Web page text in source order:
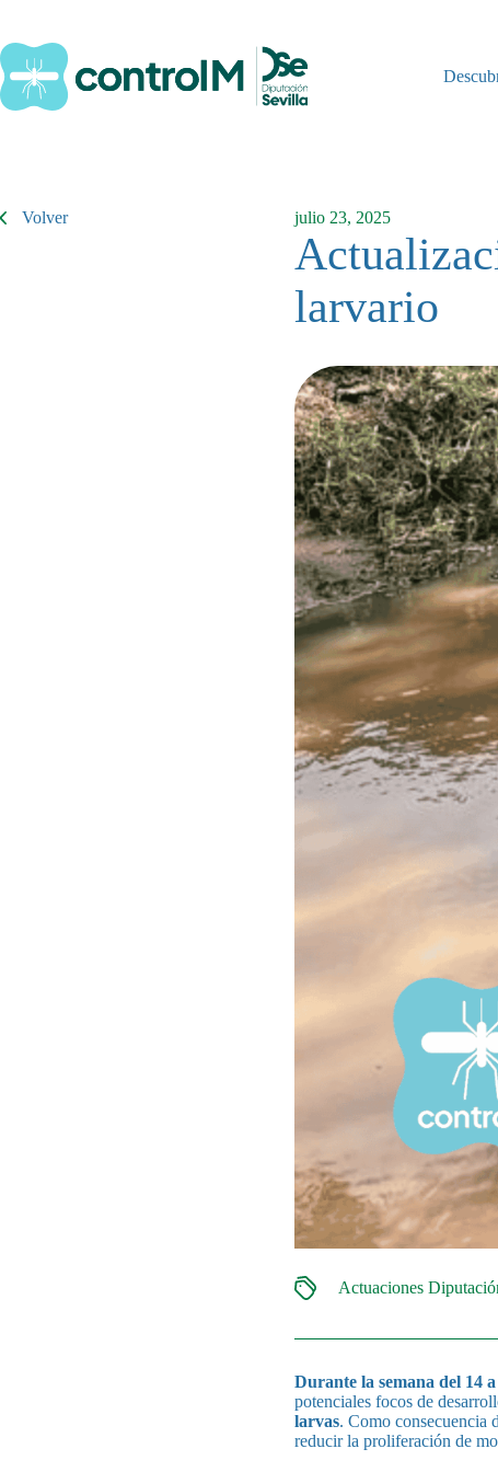
contenido
Volver julio 23, 2025
larvario
Actuaciones
Durante la semana del 14
potenciales focos de
larvas. Como consecuencia
reducir la proliferación de